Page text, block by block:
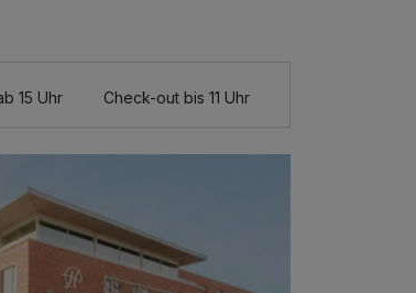
15 Uhr Check-out bis 11 Uhr